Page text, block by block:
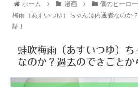
ホーム 漫画 僕のヒーロ
梅雨（あすいつゆ）ちゃんは内通者なのか
証！
蛙吹梅雨（あすいつゆ）ち
なのか？過去のできごとか